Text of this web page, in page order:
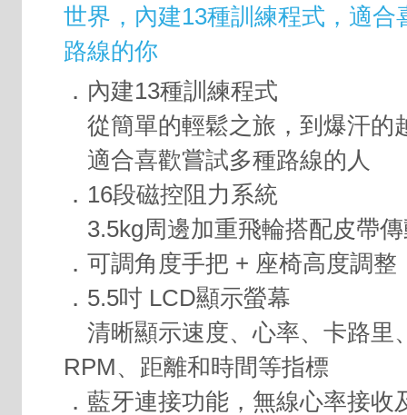
世界，內建13種訓練程式，適合
路線的你
．內建13種訓練程式
從簡單的輕鬆之旅，到爆汗的
適合喜歡嘗試多種路線的人
．16段磁控阻力系統
3.5kg周邊加重飛輪搭配皮帶
．可調角度手把 + 座椅高度調整
．5.5吋 LCD顯示螢幕
清晰顯示速度、心率、卡路里
RPM、距離和時間等指標
．藍牙連接功能，無線心率接收